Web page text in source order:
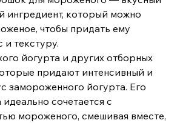
ингредиент, который можно
чтобы придать ему
и текстуру.
йогурта и других отборных
придают интенсивный и
замороженного йогурта. Его
сочетается с
мороженого, смешивая вместе,